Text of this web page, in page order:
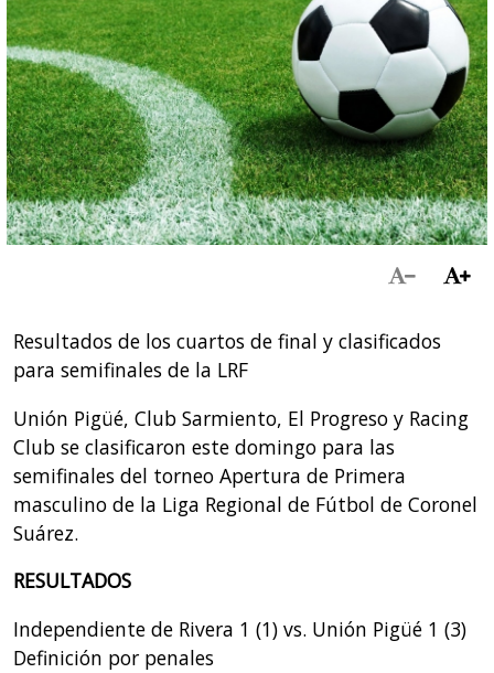
Resultados de los cuartos de final y clasificados
para semifinales de la LRF
Unión Pigüé, Club Sarmiento, El Progreso y Racing
Club se clasificaron este domingo para las
semifinales del torneo Apertura de Primera
masculino de la Liga Regional de Fútbol de Coronel
Suárez.
RESULTADOS
Independiente de Rivera 1 (1) vs. Unión Pigüé 1 (3)
Definición por penales